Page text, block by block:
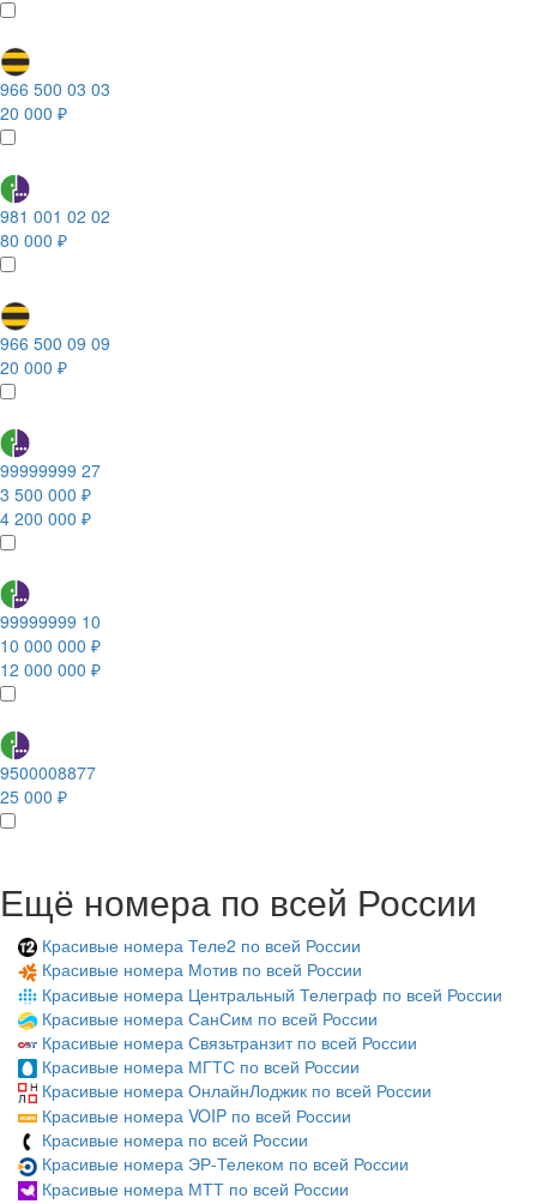
966 500 03 03
20 000 ₽
981 001 02 02
80 000 ₽
966 500 09 09
20 000 ₽
99999999 27
3 500 000 ₽
4 200 000 ₽
99999999 10
10 000 000 ₽
12 000 000 ₽
9500008877
25 000 ₽
Ещё номера по всей России
Красивые номера Теле2 по всей России
Красивые номера Мотив по всей России
Красивые номера Центральный Телеграф по всей России
Красивые номера СанСим по всей России
Красивые номера Связьтранзит по всей России
Красивые номера МГТС по всей России
Красивые номера ОнлайнЛоджик по всей России
Красивые номера VOIP по всей России
Красивые номера по всей России
Красивые номера ЭР-Телеком по всей России
Красивые номера МТТ по всей России